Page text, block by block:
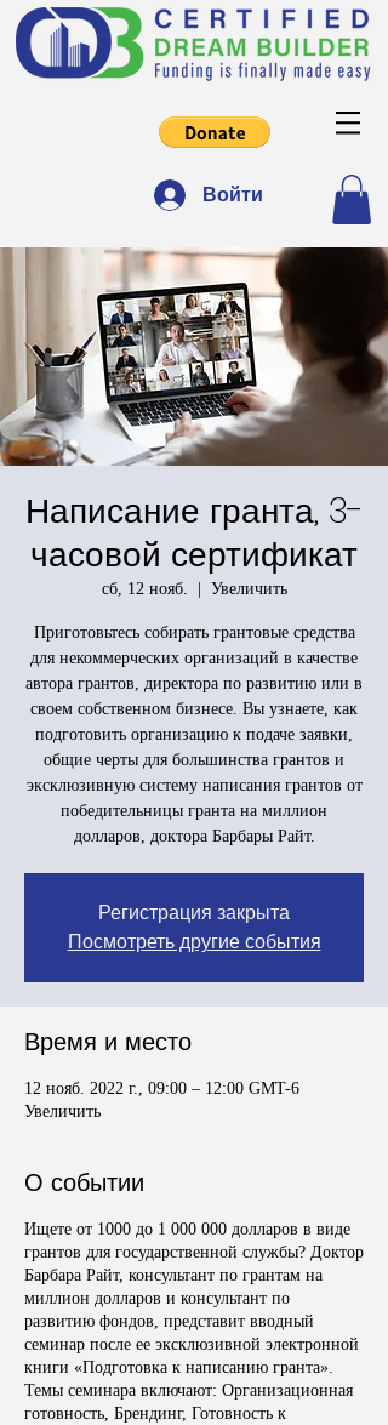
Войти
Написание гранта, 3-
часовой сертификат
сб, 12 нояб.
  |
Увеличить
Приготовьтесь собирать грантовые средства
для некоммерческих организаций в качестве
автора грантов, директора по развитию или в
своем собственном бизнесе. Вы узнаете, как
подготовить организацию к подаче заявки,
общие черты для большинства грантов и
эксклюзивную систему написания грантов от
победительницы гранта на миллион
долларов, доктора Барбары Райт.
Регистрация закрыта
Посмотреть другие события
Время и место
12 нояб. 2022 г., 09:00 – 12:00 GMT-6
Увеличить
О событии
Ищете от 1000 до 1 000 000 долларов в виде
грантов для государственной службы? Доктор
Барбара Райт, консультант по грантам на
миллион долларов и консультант по
развитию фондов, представит вводный
семинар после ее эксклюзивной электронной
книги «Подготовка к написанию гранта».
Темы семинара включают: Организационная
готовность, Брендинг, Готовность к